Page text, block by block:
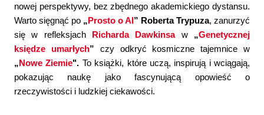
nowej perspektywy, bez zbędnego akademickiego dystansu.
Warto sięgnąć po „Prosto o AI” Roberta Trypuza, zanurzyć
się w refleksjach Richarda Dawkinsaw „Genetycznej
księdze umarłych” czy odkryć kosmiczne tajemnice w
„Nowe Ziemie". To książki, które uczą, inspirują i wciągają,
pokazując naukę jako fascynującą opowieść o
rzeczywistości i ludzkiej ciekawości.